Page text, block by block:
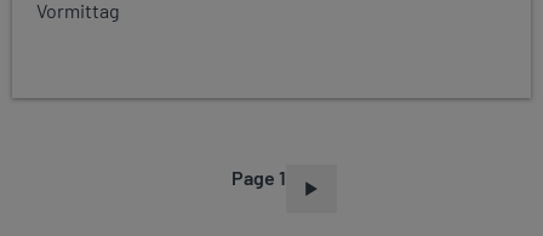
Vormittag
Page 1